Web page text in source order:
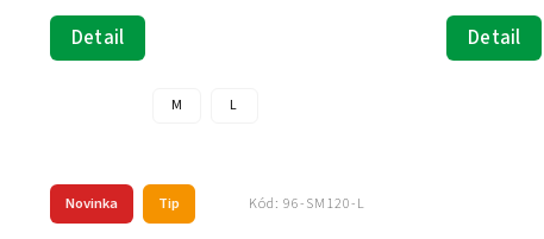
Detail
M L
Detail
Novinka Tip Kód:96-SM120-L